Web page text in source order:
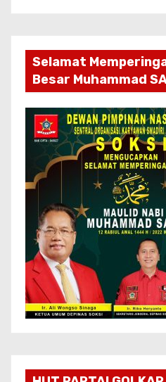
Selamat
Besar Muhammad